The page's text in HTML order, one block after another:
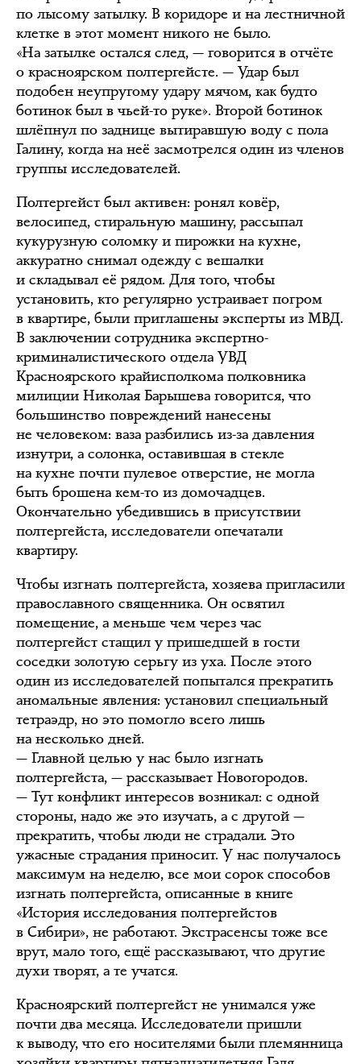
по лысому затылку. В коридоре и на лестничной
клетке в этот момент никого не было.
«На затылке остался след, — говорится в отчёте
о красноярском полтергейсте. — Удар был
подобен неупругому удару мячом, как будто
ботинок был в чьей-то руке». Второй ботинок
шлёпнул по заднице вытиравшую воду с пола
Галину, когда на неё засмотрелся один из членов
группы исследователей.
Полтергейст был активен: ронял ковёр,
велосипед, стиральную машину, рассыпал
кукурузную соломку и пирожки на кухне,
аккуратно снимал одежду с вешалки
и складывал её рядом. Для того, чтобы
установить, кто регулярно устраивает погром
в квартире, были приглашены эксперты из МВД.
В заключении сотрудника экспертно-
криминалистического отдела УВД
Красноярского крайисполкома полковника
милиции Николая Барышева говорится, что
большинство повреждений нанесены
не человеком: ваза разбились из-за давления
изнутри, а солонка, оставившая в стекле
на кухне почти пулевое отверстие, не могла
быть брошена кем-то из домочадцев.
Окончательно убедившись в присутствии
полтергейста, исследователи опечатали
квартиру.
Чтобы изгнать полтергейста, хозяева пригласили
православного священника. Он освятил
помещение, а меньше чем через час
полтергейст стащил у пришедшей в гости
соседки золотую серьгу из уха. После этого
один из исследователей попытался прекратить
аномальные явления: установил специальный
тетраэдр, но это помогло всего лишь
на несколько дней.
— Главной целью у нас было изгнать
полтергейста, — рассказывает Новогородов.
— Тут конфликт интересов возникал: с одной
стороны, надо же это изучать, а с другой —
прекратить, чтобы люди не страдали. Это
ужасные страдания приносит. У нас получалось
максимум на неделю, все мои сорок способов
изгнать полтергейста, описанные в книге
«История исследования полтергейстов
в Сибири», не работают. Экстрасенсы тоже все
врут, мало того, ещё рассказывают, что другие
духи творят, а те учатся.
Красноярский полтергейст не унимался уже
почти два месяца. Исследователи пришли
к выводу, что его носителями были племянница